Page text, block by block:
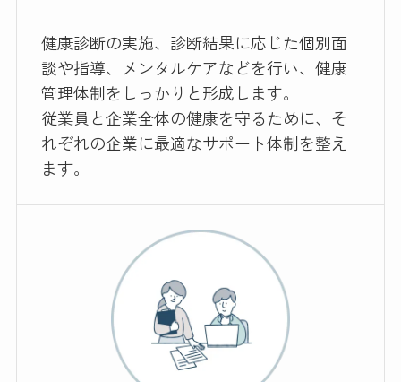
健康診断の実施、診断結果に応じた個別面
談や指導、メンタルケアなどを行い、健康
管理体制をしっかりと形成します。
従業員と企業全体の健康を守るために、そ
れぞれの企業に最適なサポート体制を整え
ます。